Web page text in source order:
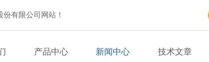
有限公司网站！
产品中心 新闻中心 技术文章